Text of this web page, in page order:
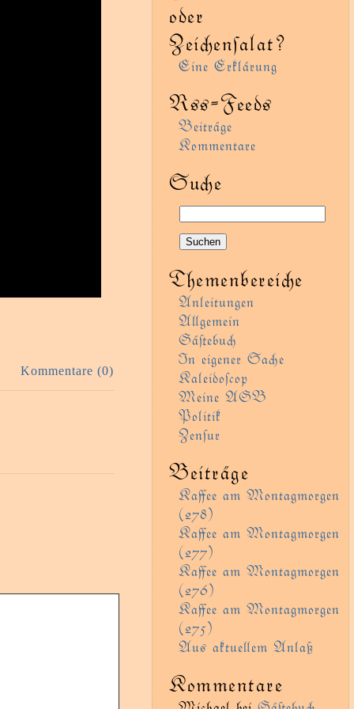
Kommentare (0)
oder
Zeienſalat?
Eine Erklärung
Rss-Feeds
Beiträge
Kommentare
Sue
Themenbereie
Anleitungen
Agemein
Gäﬅebu
In eigener Sae
Kaleidoſcop
Meine AGB
Politik
Zenſur
Beiträge
Kaﬀee am Montagmorgen
(278)
Kaﬀee am Montagmorgen
(277)
Kaﬀee am Montagmorgen
(276)
Kaﬀee am Montagmorgen
(275)
Aus aktueem Anlaß
Kommentare